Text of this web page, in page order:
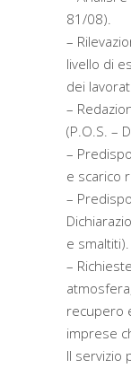
81/08).
–
livello di
dei
–
(P.O.S. –
–
e scarico
–
e smaltiti).
–
recupero
imprese
Il servizio